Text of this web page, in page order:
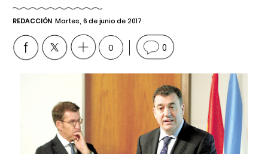
REDACCIÓN Martes, 6 de junio de 2017
0 0